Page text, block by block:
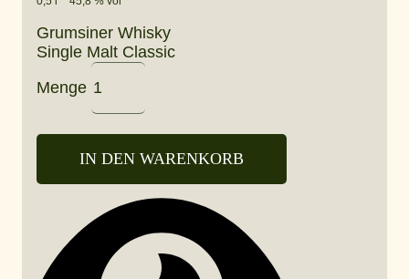
Grumsiner Whisky
Single Malt Classic
Menge
IN DEN WARENKORB